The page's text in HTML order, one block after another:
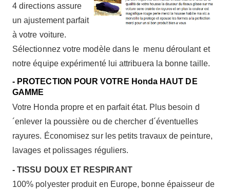
4 directions assure
un ajustement parfait
à votre voiture.
Sélectionnez votre modèle dans le menu déroulant et
notre équipe expérimenté lui attribuera la bonne taille.
- PROTECTION POUR VOTRE Honda HAUT DE
GAMME
Votre Honda propre et en parfait état. Plus besoin d
´enlever la poussière ou de chercher d´éventuelles
rayures. Économisez sur les petits travaux de peinture,
lavages et polissages réguliers.
- TISSU DOUX ET RESPIRANT
100% polyester produit en Europe, bonne épaisseur de